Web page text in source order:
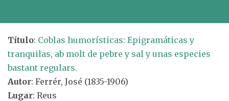
Título: Coblas humorísticas: Epigramáticas y
tranquilas, ab molt de pebre y sal y unas especies
bastant regulars.
Autor: Ferrér, José (1835-1906)
Lugar: Reus